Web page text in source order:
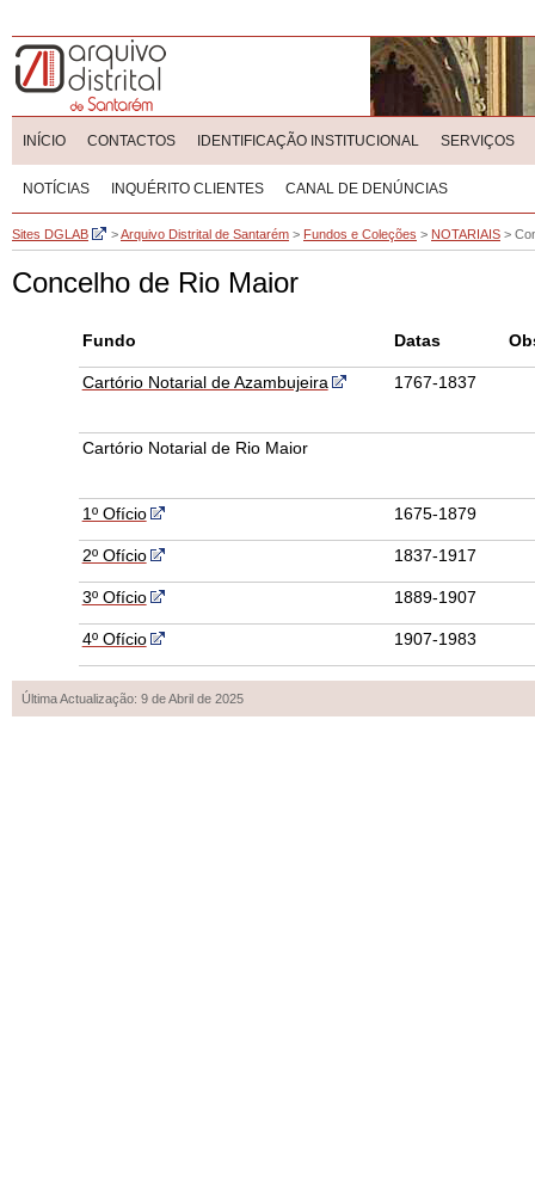
INÍCIO CONTACTOS IDENTIFICAÇÃO INSTITUCIONAL SERVIÇOS
NOTÍCIAS INQUÉRITO CLIENTES CANAL DE DENÚNCIAS
Sites DGLAB >Arquivo Distrital de Santarém > Fundos e Coleções > NOTARIAIS >
Concelho de Rio Maior
Fundo Datas
Cartório Notarial de Azambujeira 1767-1837
Cartório Notarial de Rio Maior
1º Ofício 1675-1879
2º Ofício 1837-1917
3º Ofício 1889-1907
4º Ofício 1907-1983
Última Actualização: 9 de Abril de 2025